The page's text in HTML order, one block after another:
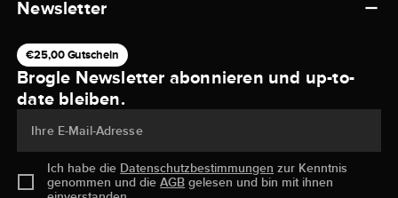
Newsletter
€25,00 Gutschein
Brogle Newsletter abonnieren und up-to-
date bleiben.
Ihre E-Mail-Adresse
Ich habe die Datenschutzbestimmungen zur Kenntnis
genommen und dieAGB gelesen und bin mit ihnen